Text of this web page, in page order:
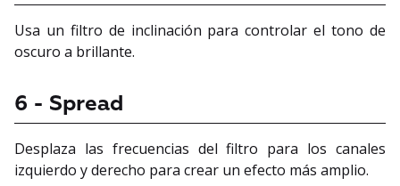
Usa un filtro de inclinación para controlar el tono de
oscuro a brillante.
6 - Spread
Desplaza las frecuencias del filtro para los canales
izquierdo y derecho para crear un efecto más amplio.